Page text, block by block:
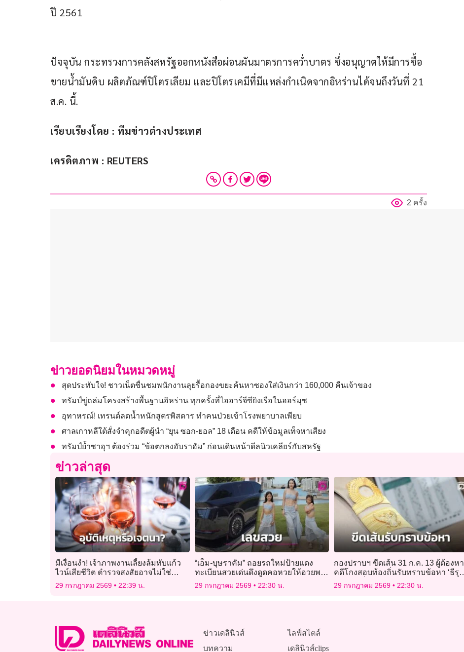
ปี 2561
ปัจจุบัน กระทรวงการคลังสหรัฐออกหนังสือผ่อนผันมาตรการคว่ำบาตร ซึ่งอนุญาตให้มีการซื้อ
ขายน้ำมันดิบ ผลิตภัณฑ์ปิโตรเลียม และปิโตรเคมีที่มีแหล่งกำเนิดจากอิหร่านได้จนถึงวันที่ 21
ส.ค. นี้.
เรียบเรียงโดย : ทีมข่าวต่างประเทศ
เครดิตภาพ : REUTERS
2 ครั้ง
ข่าวยอดนิยมในหมวดหมู่
สุดประทับใจ! ชาวเน็ตชื่นชมพนักงานลุยรื้อกองขยะค้นหาซองใส่เงินกว่า 160,000 คืนเจ้าของ
ทรัมป์ขู่ถล่มโครงสร้างพื้นฐานอิหร่าน ทุกครั้งที่ไออาร์จีซียิงเรือในฮอร์มุซ
อุทาหรณ์! เทรนด์ลดน้ำหนักสูตรพิสดาร ทำคนป่วยเข้าโรงพยาบาลเพียบ
ศาลเกาหลีใต้สั่งจำคุกอดีตผู้นำ “ยุน ซอก-ยอล” 18 เดือน คดีให้ข้อมูลเท็จหาเสียง
ทรัมป์ย้ำซาอุฯ ต้องร่วม “ข้อตกลงอับราฮัม” ก่อนเดินหน้าดีลนิวเคลียร์กับสหรัฐ
ข่าวล่าสุด
มีเงื่อนงำ! เจ้าภาพงานเลี้ยงล้มทับแก้ว
ไวน์เสียชีวิต ตำรวจสงสัยอาจไม่ใช่
อุบัติเหตุ
29 กรกฎาคม 2569 22:39 น.
“เอ็ม-บุษราคัม” ถอยรถใหม่ป้ายแดง
ทะเบียนสวยเด่นดึงดูดคอหวยให้อวยพร
รัวว่ารวย!
29 กรกฎาคม 2569 22:30 น.
กองปราบฯ ขีดเส้น 31 ก.ค. 13 ผู้ต้องหา
คดีโกงสอบท้องถิ่นรับทราบข้อหา ‘ธีรุ
ตม์’ ขอเลื่อนพบตำรวจ
29 กรกฎาคม 2569 22:30 น.
ข่าวเดลินิวส์
บทความ
ไลฟ์สไตล์
เดลินิวส์clips